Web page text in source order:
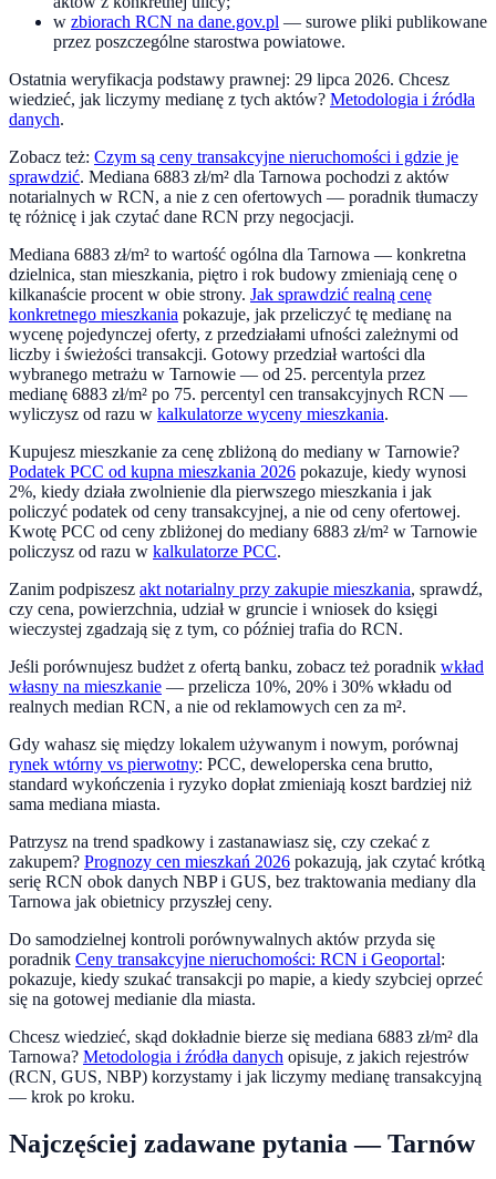
w zbiorach RCN na dane.gov.pl — surowe pliki publikowane
przez poszczególne starostwa powiatowe.
Ostatnia weryfikacja podstawy prawnej: 29 lipca 2026. Chcesz
wiedzieć, jak liczymy medianę z tych aktów? Metodologia i źródła
danych.
Zobacz też: Czym są ceny transakcyjne nieruchomości i gdzie je
sprawdzić. Mediana 6883 zł/m² dla Tarnowa pochodzi z aktów
notarialnych w RCN, a nie z cen ofertowych — poradnik tłumaczy
tę różnicę i jak czytać dane RCN przy negocjacji.
Mediana 6883 zł/m² to wartość ogólna dla Tarnowa — konkretna
dzielnica, stan mieszkania, piętro i rok budowy zmieniają cenę o
kilkanaście procent w obie strony. Jak sprawdzić realną cenę
konkretnego mieszkania pokazuje, jak przeliczyć tę medianę na
wycenę pojedynczej oferty, z przedziałami ufności zależnymi od
liczby i świeżości transakcji. Gotowy przedział wartości dla
wybranego metrażu w Tarnowie — od 25. percentyla przez
medianę 6883 zł/m² po 75. percentyl cen transakcyjnych RCN —
wyliczysz od razu w kalkulatorze wyceny mieszkania.
Kupujesz mieszkanie za cenę zbliżoną do mediany w Tarnowie?
Podatek PCC od kupna mieszkania 2026 pokazuje, kiedy wynosi
2%, kiedy działa zwolnienie dla pierwszego mieszkania i jak
policzyć podatek od ceny transakcyjnej, a nie od ceny ofertowej.
Kwotę PCC od ceny zbliżonej do mediany 6883 zł/m² w Tarnowie
policzysz od razu w kalkulatorze PCC.
Zanim podpiszesz akt notarialny przy zakupie mieszkania, sprawdź,
czy cena, powierzchnia, udział w gruncie i wniosek do księgi
wieczystej zgadzają się z tym, co później trafia do RCN.
Jeśli porównujesz budżet z ofertą banku, zobacz też poradnik wkład
własny na mieszkanie — przelicza 10%, 20% i 30% wkładu od
realnych median RCN, a nie od reklamowych cen za m².
Gdy wahasz się między lokalem używanym i nowym, porównaj
rynek wtórny vs pierwotny: PCC, deweloperska cena brutto,
standard wykończenia i ryzyko dopłat zmieniają koszt bardziej niż
sama mediana miasta.
Patrzysz na trend spadkowy i zastanawiasz się, czy czekać z
zakupem? Prognozy cen mieszkań 2026 pokazują, jak czytać krótką
serię RCN obok danych NBP i GUS, bez traktowania mediany dla
Tarnowa jak obietnicy przyszłej ceny.
Do samodzielnej kontroli porównywalnych aktów przyda się
poradnik Ceny transakcyjne nieruchomości: RCN i Geoportal:
pokazuje, kiedy szukać transakcji po mapie, a kiedy szybciej oprzeć
się na gotowej medianie dla miasta.
Chcesz wiedzieć, skąd dokładnie bierze się mediana 6883 zł/m² dla
Tarnowa? Metodologia i źródła danych opisuje, z jakich rejestrów
(RCN, GUS, NBP) korzystamy i jak liczymy medianę transakcyjną
— krok po kroku.
Najczęściej zadawane pytania —Tarnów